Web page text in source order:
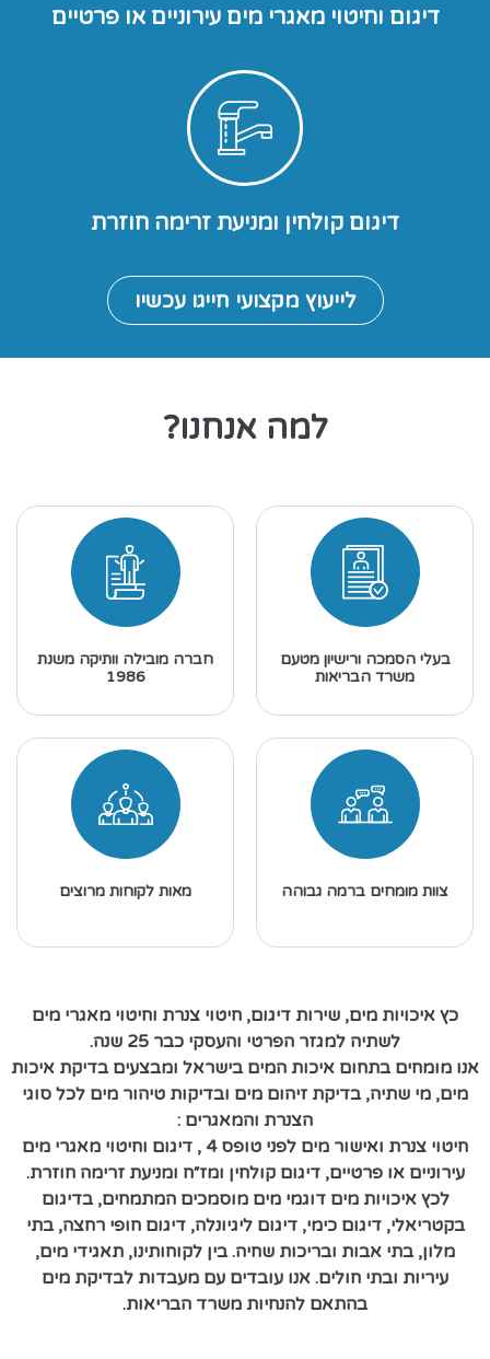
דיגום וחיטוי מאגרי מים עירוניים או פרטיים
דיגום קולחין ומניעת זרימה חוזרת
לייעוץ מקצועי חייגו עכשיו
למה אנחנו?
בעלי הסמכה ורישיון מטעם
משרד הבריאות
חברה מובילה וותיקה משנת
1986
צוות מומחים ברמה גבוהה מאות לקוחות מרוצים
כץ איכויות מים, שירות דיגום, חיטוי צנרת וחיטוי מאגרי מים
לשתיה למגזר הפרטי והעסקי כבר 25 שנה.
אנו מומחים בתחום איכות המים בישראל ומבצעים בדיקת איכות
מים, מי שתיה, בדיקת זיהום מים ובדיקות טיהור מים לכל סוגי
הצנרת והמאגרים :
חיטוי צנרת ואישור מים לפני טופס 4 , דיגום וחיטוי מאגרי מים
עירוניים או פרטיים, דיגום קולחין ומז״ח ומניעת זרימה חוזרת.
לכץ איכויות מים דוגמי מים מוסמכים המתמחים, בדיגום
בקטריאלי, דיגום כימי, דיגום ליגיונלה, דיגום חופי רחצה, בתי
מלון, בתי אבות ובריכות שחיה. בין לקוחותינו, תאגידי מים,
עיריות ובתי חולים. אנו עובדים עם מעבדות לבדיקת מים
בהתאם להנחיות משרד הבריאות.